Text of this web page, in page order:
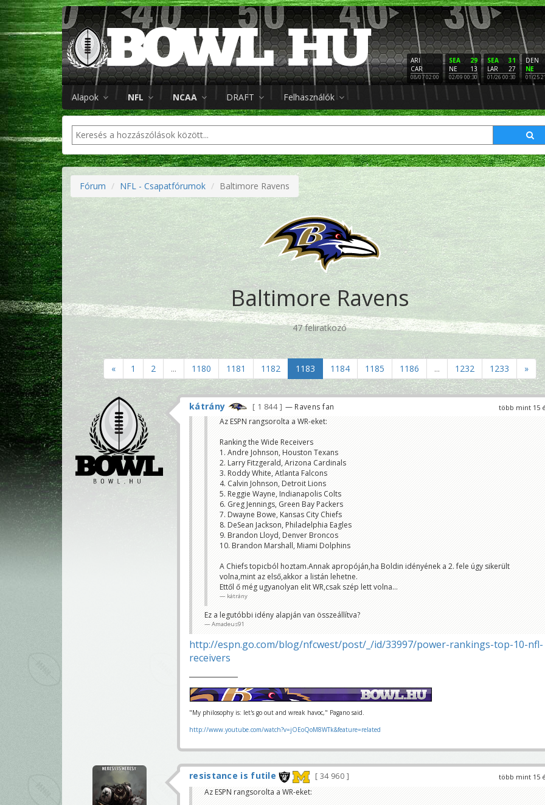
ARI
CAR
08/07 02:00
29
SEA
13
NE
02/09 00:30
31
SEA
27
LAR
01/26 00:30
DEN
NE
01/25
Alapok NFL NCAA DRAFT Felhasználók
Fórum NFL - Csapatfórumok Baltimore Ravens
Baltimore Ravens
47 feliratkozó
« 1 2 ... 1180 1181 1182 1183 1184 1185 1186 ... 1232 1233 »
több mint 15
kátrány 1 844 — Ravens fan
Az ESPN rangsorolta a WR-eket:
Ranking the Wide Receivers
1. Andre Johnson, Houston Texans
2. Larry Fitzgerald, Arizona Cardinals
3. Roddy White, Atlanta Falcons
4. Calvin Johnson, Detroit Lions
5. Reggie Wayne, Indianapolis Colts
6. Greg Jennings, Green Bay Packers
7. Dwayne Bowe, Kansas City Chiefs
8. DeSean Jackson, Philadelphia Eagles
9. Brandon Lloyd, Denver Broncos
10. Brandon Marshall, Miami Dolphins
A Chiefs topicból hoztam.Annak apropóján,ha Boldin idényének a 2. fele úgy sikerült
volna,mint az első,akkor a listán lehetne.
Ettől ő még ugyanolyan elit WR,csak szép lett volna...
kátrány
Ez a legutóbbi idény alapján van összeállítva?
Amadeus91
http://espn.go.com/blog/nfcwest/post/_/id/33997/power-rankings-top-10-nfl-
receivers
"My philosophy is: let's go out and wreak havoc," Pagano said.
http://www.youtube.com/watch?v=jOEoQoM8WTk&feature=related
több mint 15
resistance is futile
34 960
Az ESPN rangsorolta a WR-eket: